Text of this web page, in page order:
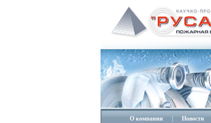
О компании Новости